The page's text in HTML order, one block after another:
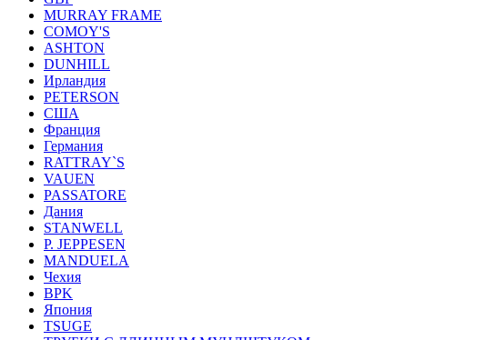
MURRAY FRAME
COMOY'S
ASHTON
DUNHILL
Ирландия
PETERSON
США
Франция
Германия
RATTRAY`S
VAUEN
PASSATORE
Дания
STANWELL
P. JEPPESEN
MANDUELA
Чехия
BPK
Япония
TSUGE